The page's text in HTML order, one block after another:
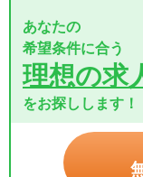
あなたの
希望条件に合う
理想の求
をお探しします！